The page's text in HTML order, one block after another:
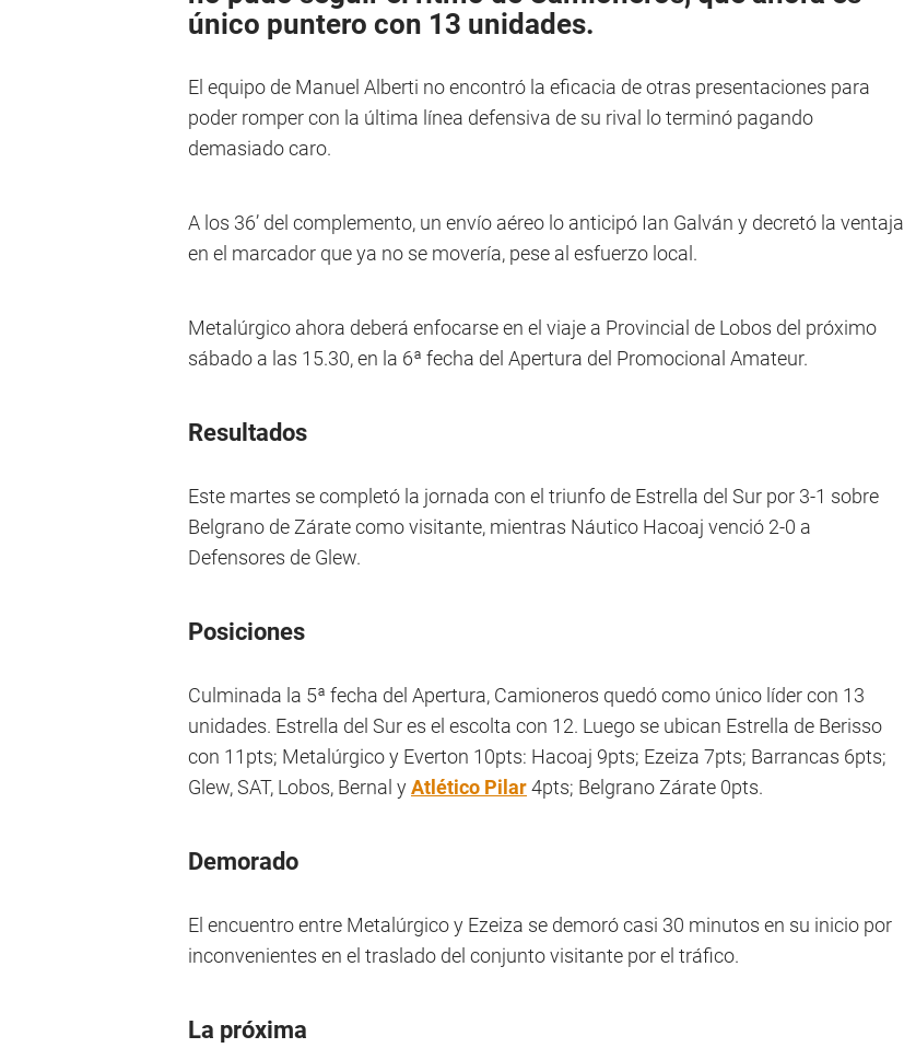
único puntero con 13 unidades.
El equipo de Manuel Alberti no encontró la eficacia de otras presentaciones para
poder romper con la última línea defensiva de su rival lo terminó pagando
demasiado caro.
A los 36’ del complemento, un envío aéreo lo anticipó Ian Galván y decretó la ventaja
en el marcador que ya no se movería, pese al esfuerzo local.
Metalúrgico ahora deberá enfocarse en el viaje a Provincial de Lobos del próximo
sábado a las 15.30, en la 6ª fecha del Apertura del Promocional Amateur.
Resultados
Este martes se completó la jornada con el triunfo de Estrella del Sur por 3-1 sobre
Belgrano de Zárate como visitante, mientras Náutico Hacoaj venció 2-0 a
Defensores de Glew.
Posiciones
Culminada la 5ª fecha del Apertura, Camioneros quedó como único líder con 13
unidades. Estrella del Sur es el escolta con 12. Luego se ubican Estrella de Berisso
con 11pts; Metalúrgico y Everton 10pts: Hacoaj 9pts; Ezeiza 7pts; Barrancas 6pts;
Glew, SAT, Lobos, Bernal yAtlético Pilar4pts; Belgrano Zárate 0pts.
Demorado
El encuentro entre Metalúrgico y Ezeiza se demoró casi 30 minutos en su inicio por
inconvenientes en el traslado del conjunto visitante por el tráfico.
La próxima